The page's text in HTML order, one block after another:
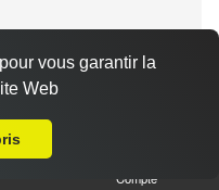
viande hachée,
Compte
vous garantir la
Web